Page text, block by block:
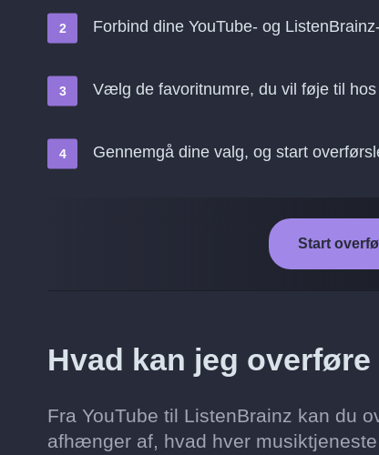
Forbind dine YouTube- og
Vælg de favoritnumre, du vil føje til
Gennemgå dine valg, og start
Start
Hvad kan jeg
Fra YouTube til ListenBrainz kan du
afhænger af, hvad hver